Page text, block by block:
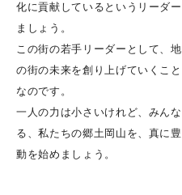
化に貢献しているというリーダ
ましょう。
この街の若手リーダーとして、
の街の未来を創り上げていくこ
なのです。
一人の力は小さいけれど、みん
る、私たちの郷土岡山を、真に
動を始めましょう。